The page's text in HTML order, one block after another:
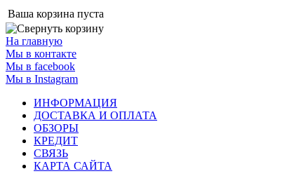
Ваша корзина пуста
На главную
Мы в контакте
Мы в facebook
Мы в Instagram
ИНФОРМАЦИЯ
ДОСТАВКА И ОПЛАТА
ОБЗОРЫ
КРЕДИТ
СВЯЗЬ
КАРТА САЙТА